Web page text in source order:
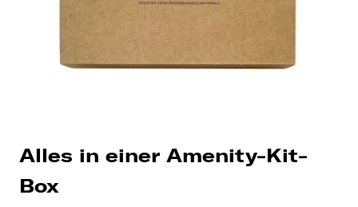
Alles in einer Amenity-Kit-
Box